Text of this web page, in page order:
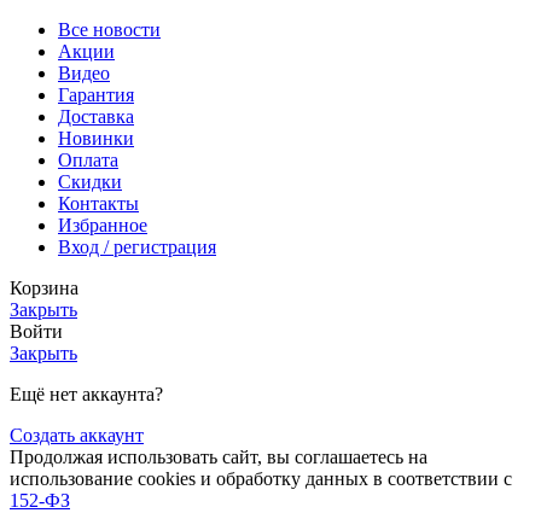
Все новости
Акции
Видео
Гарантия
Доставка
Новинки
Оплата
Скидки
Контакты
Избранное
Вход / регистрация
Корзина
Закрыть
Войти
Закрыть
Ещё нет аккаунта?
Создать аккаунт
Продолжая использовать сайт, вы соглашаетесь на
использование cookies и обработку данных в соответствии с
152-ФЗ